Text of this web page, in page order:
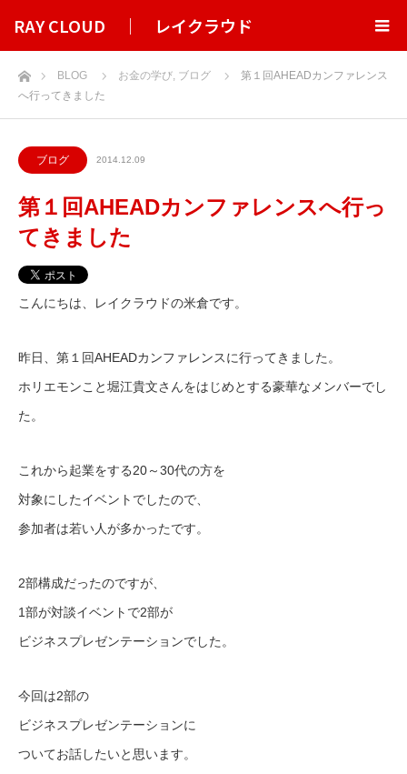
RAY CLOUD ｜ レイクラウド
ホームBLOG お金の学び, ブログ
第１回AHEADカンファレンス
へ行ってきました
ブログ 2014.12.09
第１回AHEADカンファレンスへ行っ
てきました
こんにちは、レイクラウドの米倉です。
昨日、第１回AHEADカンファレンスに行ってきました。
ホリエモンこと堀江貴文さんをはじめとする豪華なメンバーでし
た。
これから起業をする20～30代の方を
対象にしたイベントでしたので、
参加者は若い人が多かったです。
2部構成だったのですが、
1部が対談イベントで2部が
ビジネスプレゼンテーションでした。
今回は2部の
ビジネスプレゼンテーションに
ついてお話したいと思います。